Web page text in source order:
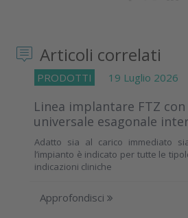
Articoli correlati
PRODOTTI 19 Luglio 2026
Linea implantare FTZ
universale esagonale
Adatto sia al carico immediato
l’impianto è indicato per tutte le
indicazioni cliniche
Approfondisci